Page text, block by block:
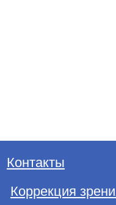
Контакты
Коррекция